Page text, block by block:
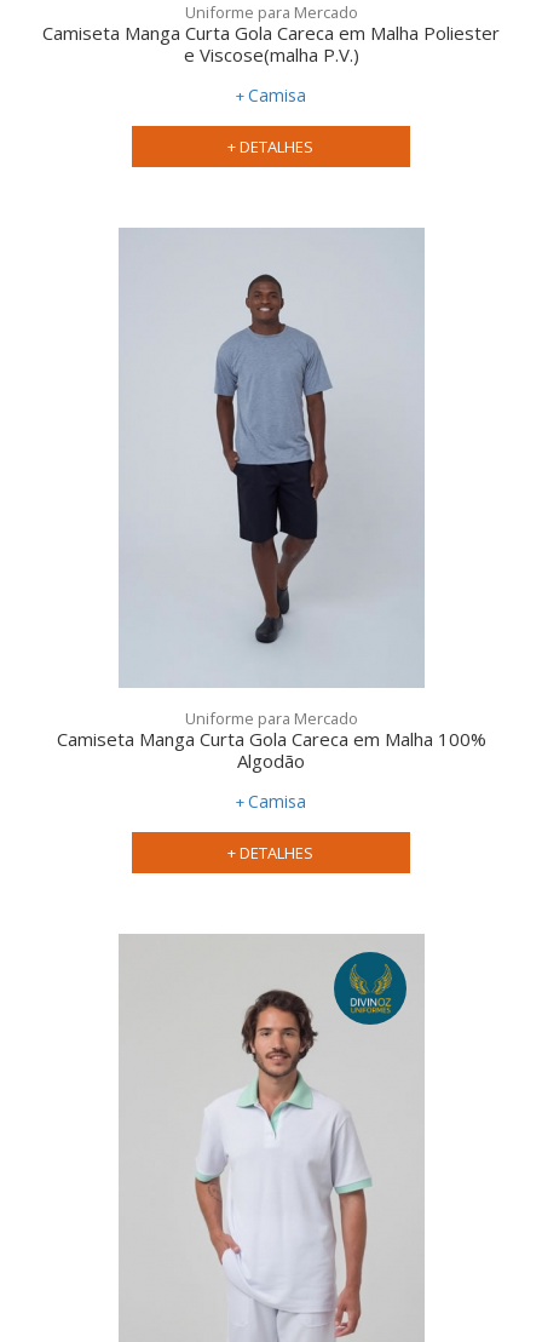
Uniforme para Mercado
Camiseta Manga Curta Gola Careca em Malha Poliester
e Viscose(malha P.V.)
Camisa
+ DETALHES
Uniforme para Mercado
Camiseta Manga Curta Gola Careca em Malha 100%
Algodão
Camisa
+ DETALHES